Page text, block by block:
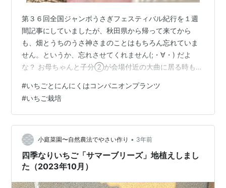
第３６回全国ジャンボうさぎフェスティバル紀行を１週
間記事にしていましたが、秋田県から帰って来てから
も、畑とうちのうさ神さまのことはもちろん忘れていま
せん。というか、忘れさせてくれません(;・∀・) だよ
な？ お母ちゃんと子分②が会場付近の大曲に居る時も、
た”といって、一人で土の中の石を除く作業…篩（ふる
い）で篩っている様子を写メしてきたり、貰っていたの
らぼう菜の苗やキャベツの苗を子分①と一緒に畝作り＋
植え付け作業の写メも送ってきたり。。。秋田旅行を満
喫しているお母ちゃんと子分②とは違う肉体労働をして
いるんだ！アピールをバシバシ感じたのです(-_…
#いちごとにんにくはコンパニオンプランツ
#いちご栽培
小庭菜園〜自然農法でやさい作り • 3年前
四季なりいちご「サマーブリーズ」地植えしまし
た（2023年10月）